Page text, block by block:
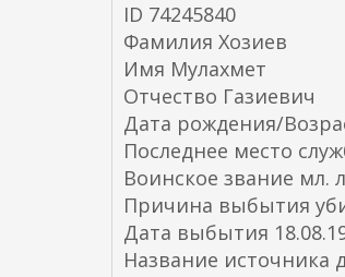
ID 74245840
Фамилия Хозиев
Имя Мулахмет
Отчество Газиевич
Дата рождения/
Последнее место
Воинское звание мл.
Причина выбытия
Дата выбытия
Название